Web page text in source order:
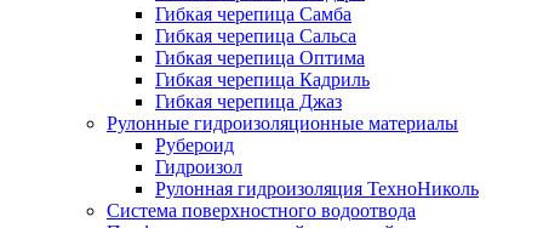
Гибкая черепица Самба
Гибкая черепица Сальса
Гибкая черепица Оптима
Гибкая черепица Кадриль
Гибкая черепица Джаз
Рулонные гидроизоляционные материалы
Рубероид
Гидроизол
Рулонная гидроизоляция ТехноНиколь
Система поверхностного водоотвода